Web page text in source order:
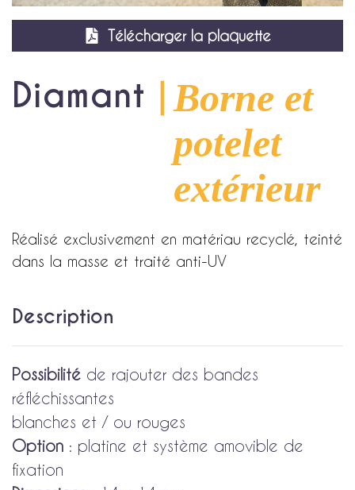
Télécharger la plaquette
Diamant ｜Borne et
potelet
extérieur
Réalisé exclusivement en matériau recyclé, teinté
dans la masse et traité anti-UV
Description
Possibilité de rajouter des bandes
réfléchissantes
blanches et / ou rouges
Option : platine et système amovible de
fixation